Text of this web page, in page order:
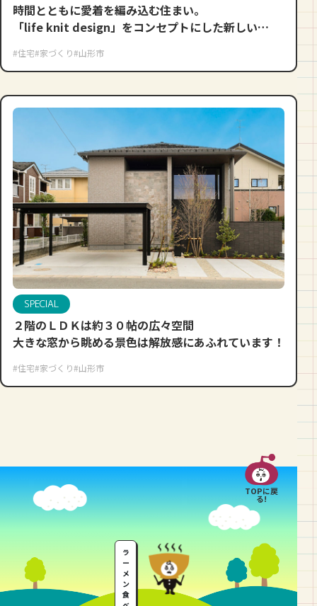
時間とともに愛着を編み込む住まい。
「life knit design」をコンセプトにした新しい
#住宅#家づくり#山形市
SPECIAL
２階のＬＤＫは約３０帖の広々空間
大きな窓から眺める景色は解放感にあふれています！
#住宅#家づくり#山形市
TOPに戻
る!
ラ
ー
メ
ン
食